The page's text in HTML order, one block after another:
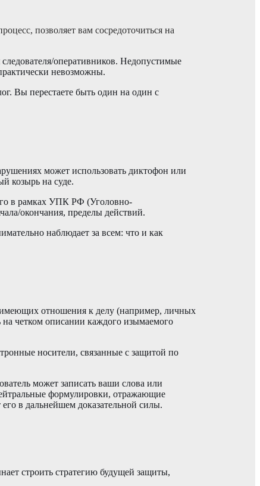
позволяет вам сосредоточиться на
оперативников. Недопустимые
невозможны.
Вы перестаете быть один на один с
может использовать диктофон или
козырь на суде.
в рамках УПК РФ (Уголовно-
окончания, пределы действий.
наблюдает за всем: что и как
имеющих отношения к делу (например, личных
четком описании каждого изымаемого
носители, связанные с защитой по
может записать ваши слова или
формулировки, отражающие
в дальнейшем доказательной силы.
строить стратегию будущей защиты,